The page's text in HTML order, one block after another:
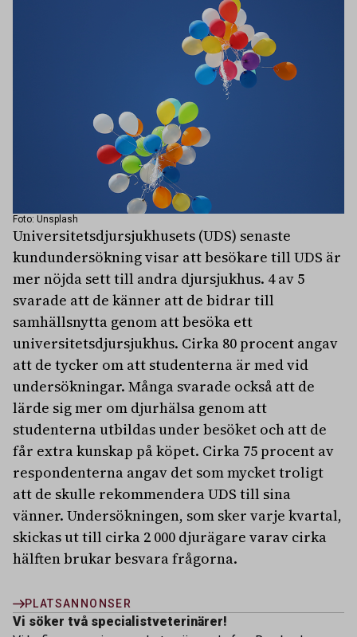
Foto: Unsplash
Universitetsdjursjukhusets (UDS) senaste
kundundersökning visar att besökare till UDS är
mer nöjda sett till andra djursjukhus. 4 av 5
svarade att de känner att de bidrar till
samhällsnytta genom att besöka ett
universitetsdjursjukhus. Cirka 80 procent angav
att de tycker om att studenterna är med vid
undersökningar. Många svarade också att de
lärde sig mer om djurhälsa genom att
studenterna utbildas under besöket och att de
får extra kunskap på köpet. Cirka 75 procent av
respondenterna angav det som mycket troligt
att de skulle rekommendera UDS till sina
vänner. Undersökningen, som sker varje kvartal,
skickas ut till cirka 2 000 djurägare varav cirka
hälften brukar besvara frågorna.
PLATSANNONSER
Vi söker två specialistveterinärer!